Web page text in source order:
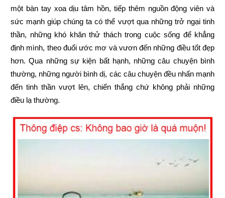
một bàn tay xoa dịu tâm hồn, tiếp thêm nguồn động viên và
sức mạnh giúp chúng ta có thể vượt qua những trở ngại tinh
thần, những khó khăn thử thách trong cuộc sống để khẳng
định mình, theo đuổi ước mơ và vươn đến những điều tốt đẹp
hơn. Qua những sự kiện bất hạnh, những câu chuyện bình
thường, những người bình dị, các câu chuyện đều nhấn mạnh
đến tinh thần vượt lên, chiến thắng chứ không phải những
điều lạ thường.